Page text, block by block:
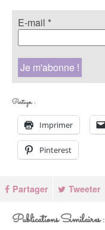
E-mail *
Partager :
Imprimer
Pinterest
Partager Tweeter
Publications Similaires :